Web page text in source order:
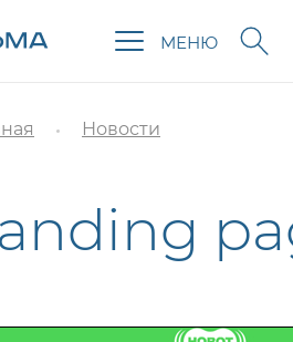
МЕНЮ
Новости